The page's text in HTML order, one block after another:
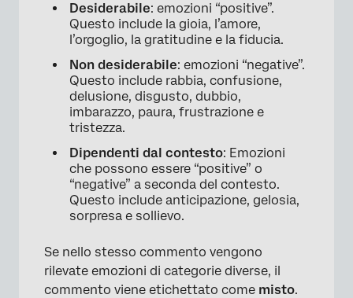
Desiderabile: emozioni “positive”.
Questo include la gioia, l’amore,
l’orgoglio, la gratitudine e la fiducia.
Non desiderabile: emozioni “negative”.
Questo include rabbia, confusione,
delusione, disgusto, dubbio,
imbarazzo, paura, frustrazione e
tristezza.
Dipendenti dal contesto: Emozioni
che possono essere “positive” o
“negative” a seconda del contesto.
Questo include anticipazione, gelosia,
sorpresa e sollievo.
Se nello stesso commento vengono
rilevate emozioni di categorie diverse, il
commento viene etichettato come misto.